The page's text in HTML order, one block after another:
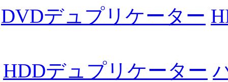
DVDデュプリケーター
HDDデュプリケーター